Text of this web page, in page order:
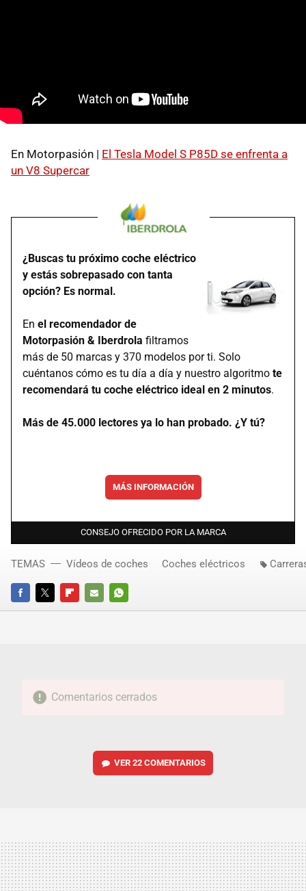
En Motorpasión | El Tesla Model S P85D se enfrenta a
un V8 Supercar
¿Buscas tu próximo coche eléctrico
y estás sobrepasado con tanta
opción? Es normal.
En el recomendador de
Motorpasión & Iberdrola filtramos
más de 50 marcas y 370 modelos por ti. Solo
cuéntanos cómo es tu día a día y nuestro algoritmo te
recomendará tu coche eléctrico ideal en 2 minutos.
Más de 45.000 lectores ya lo han probado. ¿Y tú?
MÁS INFORMACIÓN
CONSEJO OFRECIDO POR LA MARCA
FACEBOOKTWITTERFLIPBOARD
E-
WHATSAPP
TEMAS Vídeos de coches Coches eléctricos
Comentarios cerrados
VER 22 COMENTARIOS